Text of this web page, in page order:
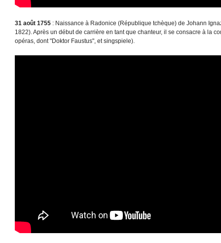
31 août 1755 : Naissance à Radonice (République tchèque) de Johann
1822). Après un début de carrière en tant que chanteur, il se consacre à la
opéras, dont "Doktor Faustus", et singspiele).